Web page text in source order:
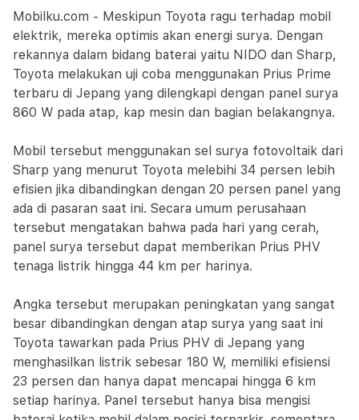
Mobilku.com - Meskipun Toyota ragu terhadap mobil
elektrik, mereka optimis akan energi surya. Dengan
rekannya dalam bidang baterai yaitu NIDO dan Sharp,
Toyota melakukan uji coba menggunakan Prius Prime
terbaru di Jepang yang dilengkapi dengan panel surya
860 W pada atap, kap mesin dan bagian belakangnya.
Mobil tersebut menggunakan sel surya fotovoltaik dari
Sharp yang menurut Toyota melebihi 34 persen lebih
efisien jika dibandingkan dengan 20 persen panel yang
ada di pasaran saat ini. Secara umum perusahaan
tersebut mengatakan bahwa pada hari yang cerah,
panel surya tersebut dapat memberikan Prius PHV
tenaga listrik hingga 44 km per harinya.
Angka tersebut merupakan peningkatan yang sangat
besar dibandingkan dengan atap surya yang saat ini
Toyota tawarkan pada Prius PHV di Jepang yang
menghasilkan listrik sebesar 180 W, memiliki efisiensi
23 persen dan hanya dapat mencapai hingga 6 km
setiap harinya. Panel tersebut hanya bisa mengisi